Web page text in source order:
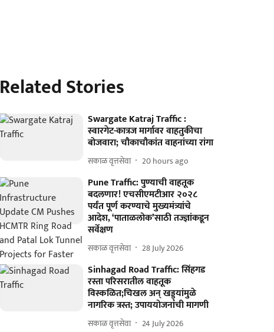
Related Stories
Swargate Katraj Traffic :
स्वारगेट-कात्रज मार्गावर वाहतुकीचा
बोजवारा; चौकाचौकांत वाहनांच्या रांगा
सकाळ वृत्तसेवा 20 hours ago
Pune Traffic: पुण्याची वाहतूक
बदलणार! एचसीएमटीआर २०२८
पर्यंत पूर्ण करण्याचे मुख्यमंत्र्यांचे
आदेश, ‘पाताळलोक’साठी तज्ज्ञांकडून
सर्वेक्षण
सकाळ वृत्तसेवा 28 July 2026
Sinhagad Road Traffic: सिंहगड
रस्ता परिसरातील वाहतूक
विस्कळित;चिखल अन् खड्ड्यांमुळे
नागरिक त्रस्त; उपाययोजनांची मागणी
सकाळ वृत्तसेवा 24 July 2026